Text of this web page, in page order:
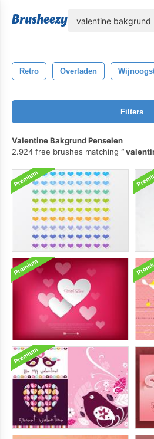
Retro Overladen
Filters
Valentine Bakgrund Penselen
2.924 free brushes matching